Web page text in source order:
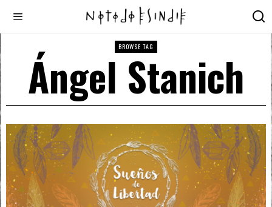
BROWSE TAG
Ángel Stanich